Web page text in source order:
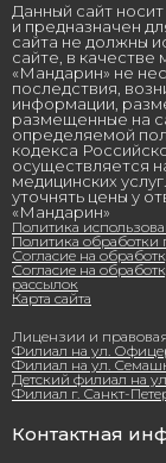
Данный сайт
и предназначен
сайта не должны
сайте, в
«Мандарин» не
последствия,
информации,
размещенные на
определяемой
кодекса
осуществляется
медицинских
уточнять цены у
«Мандарин»
Политика
Политика
Согласие на
Согласие на
рассылок
Карта сайта
Лицензии и
Филиал на ул.
Филиал на ул.
Детский филиал на
Филиал г. Санкт-
Контактная